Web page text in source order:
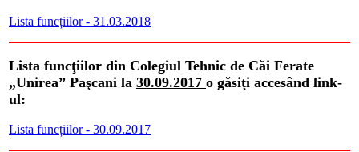
Lista funcțiilor - 31.03.2018
Lista funcţiilor din Colegiul Tehnic de Căi Ferate
„Unirea” Paşcani la 30.09.2017 o găsiţi accesând link-
ul:
Lista funcțiilor - 30.09.2017